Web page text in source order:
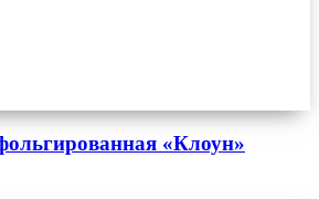
«Клоун»